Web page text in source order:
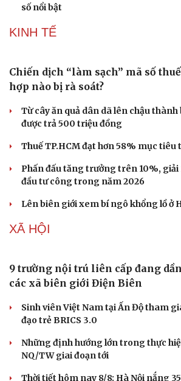
Văn hóa
Văn học
Di sản
Thời
số nổi bật
KINH TẾ
Chiến dịch “làm sạch” mã số
hợp nào bị rà soát?
Từ cây ăn quả dân dã lên chậu
được trả 500 triệu đồng
Thuế TP.HCM đạt hơn 58% mục tiêu
Phấn đấu tăng trưởng trên 10%,
đầu tư công trong năm 2026
Lên biên giới xem bí ngô khổng lồ ở
XÃ HỘI
9 trường nội trú liên cấp đang
các xã biên giới Điện Biên
Sinh viên Việt Nam tại Ấn Độ tham
đạo trẻ BRICS 3.0
Những định hướng lớn trong thực
NQ/TW giai đoạn tới
Thời tiết hôm nay 8/8: Hà Nội nắng